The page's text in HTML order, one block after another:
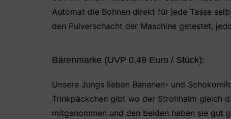
Automat die Bohnen direkt für jede Tasse
den Pulverschacht der Maschine getestet,
Bärenmarke (UVP 0,49 Euro / Stück):
Unsere Jungs lieben Bananen- und
Trinkpäckchen gibt wo der Strohhalm gleich
mitgenommen und den beiden haben sie gut